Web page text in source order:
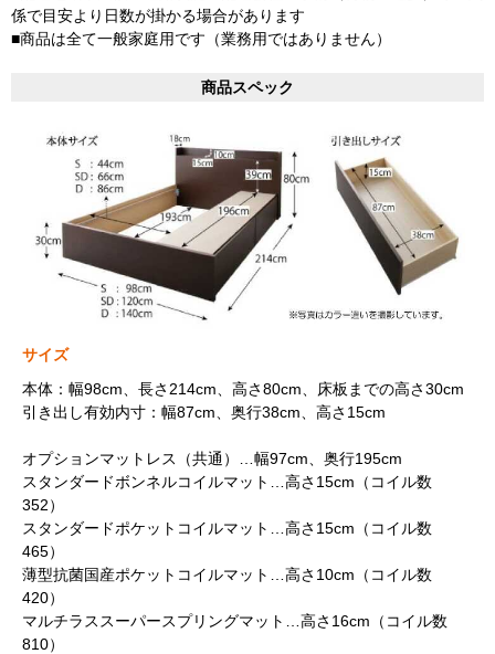
係で目安より日数が掛かる場合があります
■商品は全て一般家庭用です（業務用ではありません）
商品スペック
サイズ
本体：幅98cm、長さ214cm、高さ80cm、床板までの高さ30cm
引き出し有効内寸：幅87cm、奥行38cm、高さ15cm
オプションマットレス（共通）…幅97cm、奥行195cm
スタンダードボンネルコイルマット…高さ15cm（コイル数
352）
スタンダードポケットコイルマット…高さ15cm（コイル数
465）
薄型抗菌国産ポケットコイルマット…高さ10cm（コイル数
420）
マルチラススーパースプリングマット…高さ16cm（コイル数
810）